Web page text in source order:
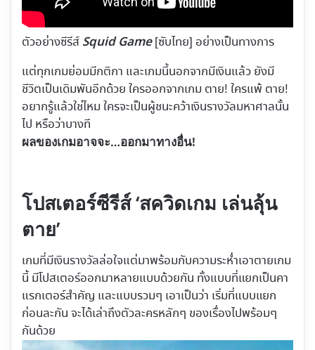
ตัวอย่างซีรีส์ Squid Game[ซับไทย] อย่างเป็นทางการ
แต่ทุกเกมย่อมมีกติกา และเกมนี้นอกจากมีเงินแล้ว ยังมี
ชีวิตเป็นเดิมพันอีกด้วย ใครออกจากเกม ตาย! ใครแพ้ ตาย!
อยากรู้แล้วใช่ไหม ใครจะเป็นผู้ชนะคว้าเงินรางวัลมหาศาลนั้น
ไป หรือว่าบางที
ผลของเกมอาจจะ…ออกมาทางอื่น!
โปสเตอร์ซีรีส์ ‘สควิดเกม เล่นลุ้น
ตาย’
เกมที่มีเงินรางวัลล่อใจแต่มาพร้อมกับความระห่ำเอาตายเกม
นี้ มีโปสเตอร์ออกมาหลายแบบด้วยกัน ทั้งแบบที่แยกเป็นคา
แรกเตอร์สำคัญ และแบบรวมๆ เอาเป็นว่า เริ่มที่แบบแยก
ก่อนละกัน จะได้เล่าถึงตัวละครหลักๆ ของเรื่องไปพร้อมๆ
กันด้วย